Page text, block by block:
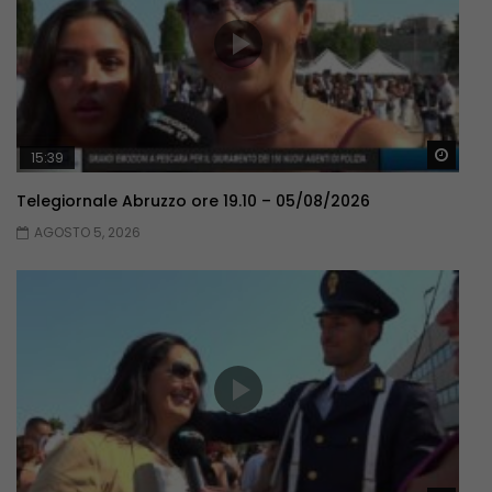
15:39
Telegiornale Abruzzo ore 19.10 – 05/08/2026
AGOSTO 5, 2026